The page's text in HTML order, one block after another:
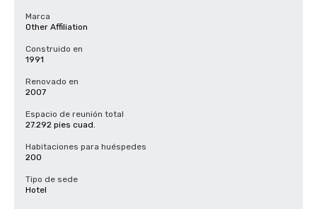
Marca
Other Affiliation
Construido en
1991
Renovado en
2007
Espacio de reunión total
27.292 pies cuad.
Habitaciones para huéspedes
200
Tipo de sede
Hotel